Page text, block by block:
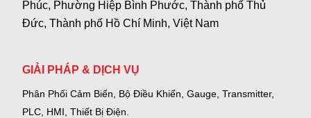
Phúc, Phường Hiệp Bình Phước, Thành phố Thủ
Đức, Thành phố Hồ Chí Minh, Việt Nam
GIẢI PHÁP & DỊCH VỤ
Phân Phối Cảm Biến, Bộ Điều Khiển, Gauge, Transmitter,
PLC, HMI, Thiết Bị Điện.